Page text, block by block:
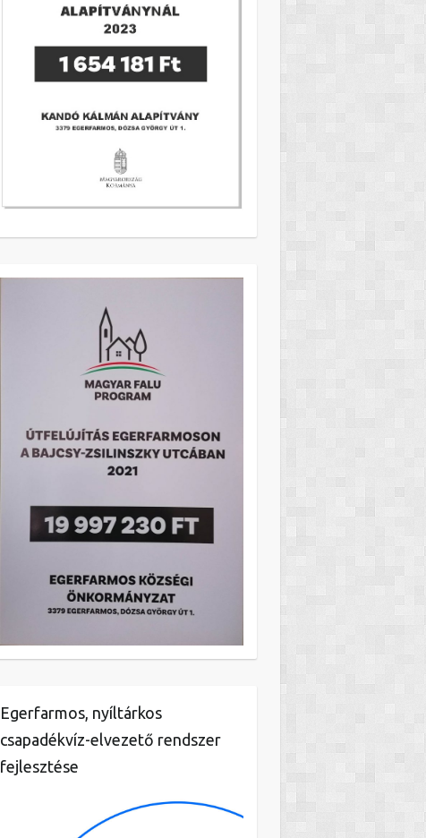
Egerfarmos, nyíltárkos
csapadékvíz-elvezető rendszer
fejlesztése